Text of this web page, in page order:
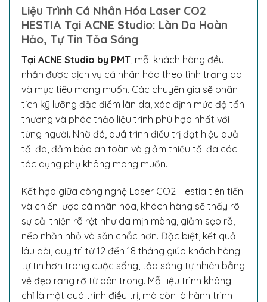
Liệu Trình Cá Nhân Hóa Laser CO2
HESTIA Tại ACNE Studio: Làn Da Hoàn
Hảo, Tự Tin Tỏa Sáng
Tại ACNE Studio by PMT , mỗi khách hàng đều
nhận được dịch vụ cá nhân hóa theo tình trạng da
và mục tiêu mong muốn. Các chuyên gia sẽ phân
tích kỹ lưỡng đặc điểm làn da, xác định mức độ tổn
thương và phác thảo liệu trình phù hợp nhất với
từng người. Nhờ đó, quá trình điều trị đạt hiệu quả
tối đa, đảm bảo an toàn và giảm thiểu tối đa các
tác dụng phụ không mong muốn.
Kết hợp giữa công nghệ Laser CO2 Hestia tiên tiến
và chiến lược cá nhân hóa, khách hàng sẽ thấy rõ
sự cải thiện rõ rệt như da mịn màng, giảm sẹo rỗ,
nếp nhăn nhỏ và săn chắc hơn. Đặc biệt, kết quả
lâu dài, duy trì từ 12 đến 18 tháng giúp khách hàng
tự tin hơn trong cuộc sống, tỏa sáng tự nhiên bằng
vẻ đẹp rạng rỡ từ bên trong. Mỗi liệu trình không
chỉ là một quá trình điều trị, mà còn là hành trình